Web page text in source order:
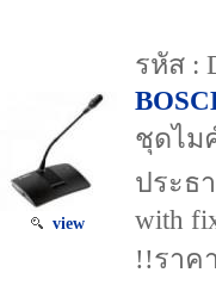
view
รหัส :
ชุดไม
ประธ
with
!!ราค